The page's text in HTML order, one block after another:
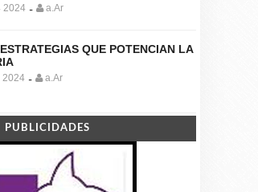
2024 - a.Ar
QUE POTENCIAN LA
2024 - a.Ar
PUBLICIDADES